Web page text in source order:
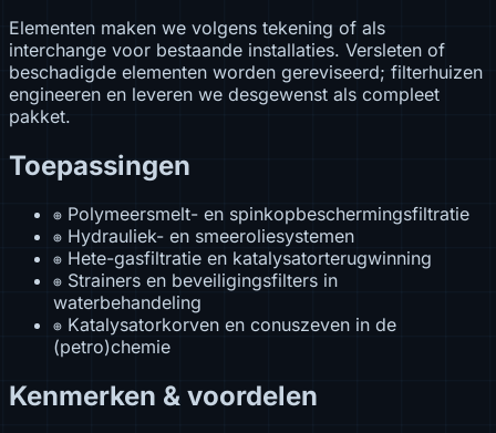
Elementen maken we volgens tekening of als
interchange voor bestaande installaties. Versleten of
beschadigde elementen worden gereviseerd; filterhuizen
engineeren en leveren we desgewenst als compleet
pakket.
Toepassingen
⊕ Polymeersmelt- en spinkopbeschermingsfiltratie
⊕ Hydrauliek- en smeeroliesystemen
⊕ Hete-gasfiltratie en katalysatorterugwinning
⊕ Strainers en beveiligingsfilters in
waterbehandeling
⊕ Katalysatorkorven en conuszeven in de
(petro)chemie
Kenmerken & voordelen